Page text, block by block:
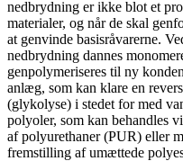
nedbrydning er ikke blot et
materialer, og når de skal
at genvinde basisråvarerne.
nedbrydning dannes
genpolymeriseres til ny
anlæg, som kan klare en
(glykolyse) i stedet for med
polyoler, som kan behandles
af polyurethaner (PUR) eller
fremstilling af umættede